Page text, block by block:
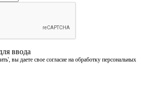
ввода
вы даете свое согласие на обработку персональных